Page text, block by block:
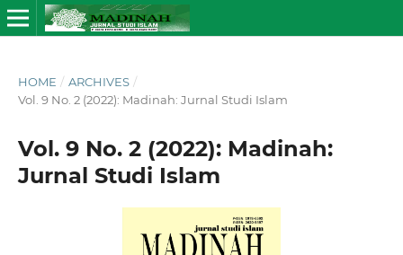
HOME / ARCHIVES /
Vol. 9 No. 2 (2022): Madinah: Jurnal Studi Islam
Vol. 9 No. 2 (2022): Madinah:
Jurnal Studi Islam